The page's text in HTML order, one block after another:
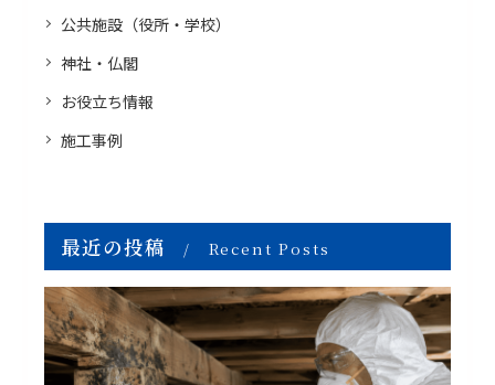
公共施設（役所・学校）
神社・仏閣
お役立ち情報
施工事例
最近の投稿 Recent Posts